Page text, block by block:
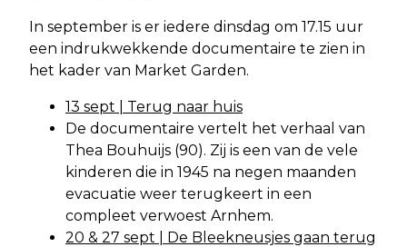
In september is er iedere dinsdag om 17.15 uur
een indrukwekkende documentaire te zien in
het kader van Market Garden.
13 sept | Terug naar huis
De documentaire vertelt het verhaal van
Thea Bouhuijs (90). Zij is een van de vele
kinderen die in 1945 na negen maanden
evacuatie weer terugkeert in een
compleet verwoest Arnhem.
20 & 27 sept | De Bleekneusjes gaan terug